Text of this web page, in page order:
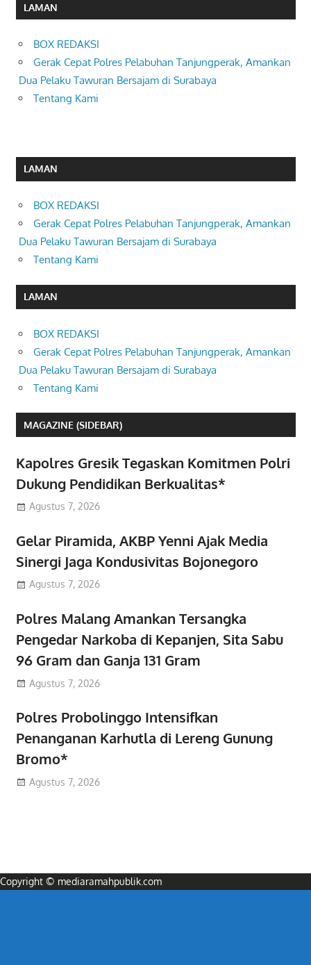
LAMAN
BOX REDAKSI
Gerak Cepat Polres Pelabuhan Tanjungperak, Amankan
Dua Pelaku Tawuran Bersajam di Surabaya
Tentang Kami
LAMAN
BOX REDAKSI
Gerak Cepat Polres Pelabuhan Tanjungperak, Amankan
Dua Pelaku Tawuran Bersajam di Surabaya
Tentang Kami
LAMAN
BOX REDAKSI
Gerak Cepat Polres Pelabuhan Tanjungperak, Amankan
Dua Pelaku Tawuran Bersajam di Surabaya
Tentang Kami
MAGAZINE (SIDEBAR)
Kapolres Gresik Tegaskan Komitmen Polri
Dukung Pendidikan Berkualitas*
Agustus 7, 2026
Gelar Piramida, AKBP Yenni Ajak Media
Sinergi Jaga Kondusivitas Bojonegoro
Agustus 7, 2026
Polres Malang Amankan Tersangka
Pengedar Narkoba di Kepanjen, Sita Sabu
96 Gram dan Ganja 131 Gram
Agustus 7, 2026
Polres Probolinggo Intensifkan
Penanganan Karhutla di Lereng Gunung
Bromo*
Agustus 7, 2026
Copyright © mediaramahpublik.com